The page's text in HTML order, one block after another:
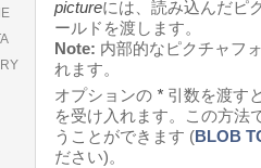
pictureには、読み込んだピ
ールドを渡します。
Note: 内部的なピクチャフ
れます。
オプションの * 引数を渡す
を受け入れます。この方法
うことができます (BLOB
ださい)。